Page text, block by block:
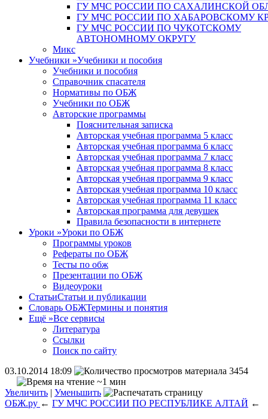
ГУ МЧС РОССИИ ПО САХАЛИНСКОЙ
ГУ МЧС РОССИИ ПО ХАБАРОВСКОМУ
ГУ МЧС РОССИИ ПО ЧУКОТСКОМУ
АВТОНОМНОМУ ОКРУГУ
Микс
Учебники »Учебники и пособия
Учебники и пособия
Справочник спасателя
Нормативы по ОБЖ
Учебники по ОБЖ
Авторские программы
Пояснительная записка
Авторская учебная программа 5 класс
Авторская учебная программа 6 класс
Авторская учебная программа 7 класс
Авторская учебная программа 8 класс
Авторская учебная программа 9 класс
Авторская учебная программа 10 класс
Авторская учебная программа 11 класс
Авторская программа для девушек
Правила безопасности в интернете
Уроки »Уроки по ОБЖ
Программы уроков
Рефераты по ОБЖ
Тесты по обж
Презентации по ОБЖ
Видеоуроки
СтатьиСтатьи и публикации
Словарь ОБЖТермины и понятия
Ещё »Все сервисы
Литература
Ссылки
Поиск по сайту
03.10.2014 18:09
3454
~1 мин
Увеличить | Уменьшить
ОБЖ.ру ← ГУ МЧС РОССИИ ПО РЕСПУБЛИКЕ АЛТАЙ ←